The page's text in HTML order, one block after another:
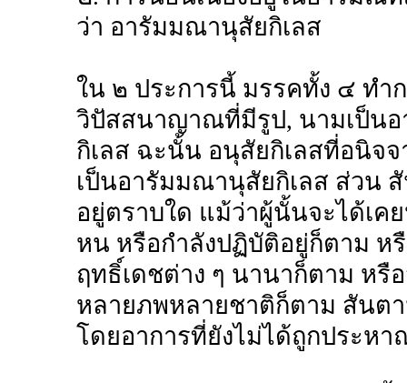
ว่า อารัมมณานุสัยกิเลส
ใน ๒ ประการนี้ มรรคทั้ง ๔ ท
วิปัสสนาญาณที่มีรูป, นามเป็น
กิเลส ฉะนั้น อนุสัยกิเลสที่อนิจ
เป็นอารัมมณานุสัยกิเลส ส่วน
อยู่ตราบใด แม้ว่าผู้นั้นจะได้เ
หน หรือกำลังปฏิบัติอยู่ก็ตาม
ฤทธิ์เดชต่าง ๆ นานาก็ตาม หรื
หลายภพหลายชาติก็ตาม สันต
โดยอาการที่ยังไม่ได้ถูกประห